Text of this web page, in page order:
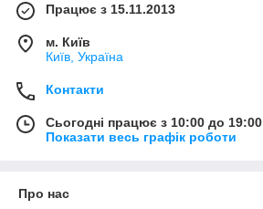
Працює з 15.11.2013
м. Київ
Київ, Україна
Контакти
Сьогодні працює з 10:00 до 19:00
Показати весь графік роботи
Про нас